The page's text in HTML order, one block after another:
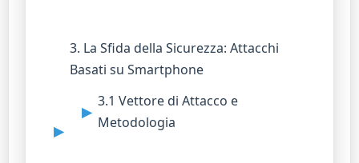
3. La Sfida della Sicurezza: Attacchi
Basati su Smartphone
3.1 Vettore di Attacco e
Metodologia